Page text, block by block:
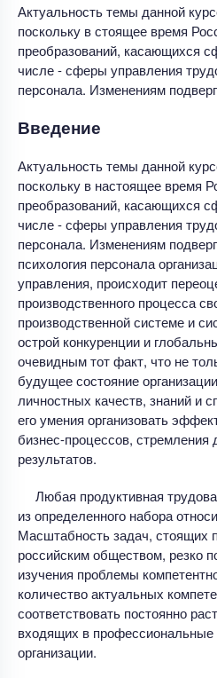
Актуальность темы данной
поскольку в стоящее время
преобразований, касающихся
числе - сферы управления
персонала. Изменениям
Введение
Актуальность темы данной
поскольку в настоящее время
преобразований, касающихся
числе - сферы управления
персонала. Изменениям
психология персонала
управления, происходит
производственного процесса
производственной системе и
острой конкуренции и
очевидным тот факт, что не
будущее состояние
личностных качеств, знаний и
его умения организовать
бизнес-процессов,
результатов.
Любая продуктивная
из определенного набора
Масштабность задач, стоящих
российским обществом, резко
изучения проблемы
количество актуальных
соответствовать постоянно
входящих в профессиональные
организации.